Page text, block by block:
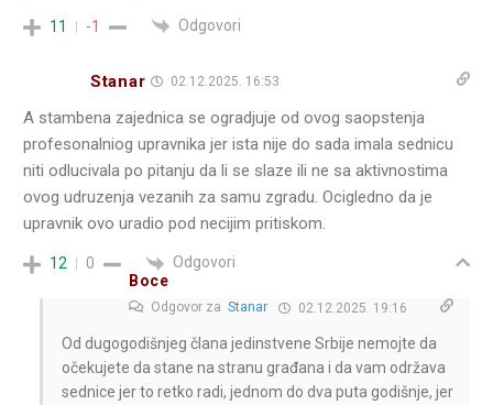
11 -1 Odgovori
Stanar 02.12.2025. 16:53
A stambena zajednica se ogradjuje od ovog saopstenja
profesonalniog upravnika jer ista nije do sada imala sednicu
niti odlucivala po pitanju da li se slaze ili ne sa aktivnostima
ovog udruzenja vezanih za samu zgradu. Ocigledno da je
upravnik ovo uradio pod necijim pritiskom.
12 0
Odgovori
Boce
Odgovor za Stanar 02.12.2025. 19:16
Od dugogodišnjeg člana jedinstvene Srbije nemojte da
očekujete da stane na stranu građana i da vam održava
sednice jer to retko radi, jednom do dva puta godišnje, jer